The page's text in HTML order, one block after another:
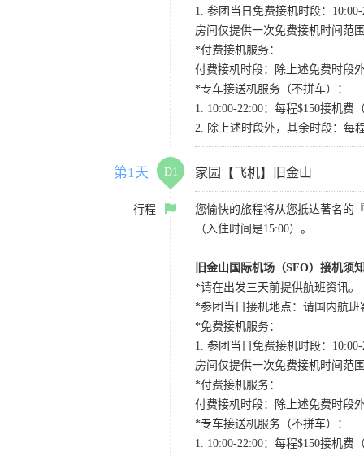
1. 参团当日免费接机时段：
房间仅提供一次免费接机时间范
*付费接机服务：
付费接机时段：除上述免费时段
*专车接送机服务（不拼车）：
1. 10:00-22:00：每程$150接机
2. 除上述时段外，其余时段：每
第1天 D1 家园【飞机】旧金山
行程
您愉快的旅程将从您抵达著名的
（入住时间是15:00）。
旧金山国际机场（SFO）接机须
*请在出发三天前提供航班资讯。
*参团当日接机地点：请国内航班
*免费接机服务：
1. 参团当日免费接机时段：
房间仅提供一次免费接机时间范
*付费接机服务：
付费接机时段：除上述免费时段
*专车接送机服务（不拼车）：
1. 10:00-22:00：每程$150接机